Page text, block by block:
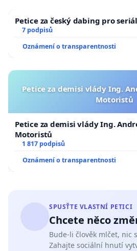
Petice za český dabing pro
7 podpisů
Oznámení o transparentnosti
Petice za demisi vlády Ing.
Motoristů
Petice za demisi vlády Ing.
Motoristů
1 817 podpisů
Oznámení o transparentnosti
SPUSŤTE VLASTNÍ PETICI
Chcete něco
Bude-li člověk mlčet, nic
Zahajte sociální hnutí